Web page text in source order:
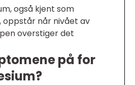
også kjent som
oppstår når nivået av
overstiger det
på for